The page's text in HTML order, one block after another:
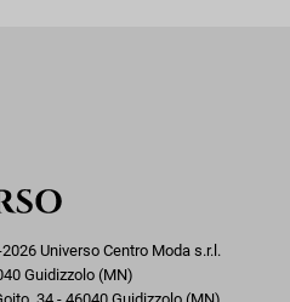
Universo Centro Moda s.r.l.
Guidizzolo (MN)